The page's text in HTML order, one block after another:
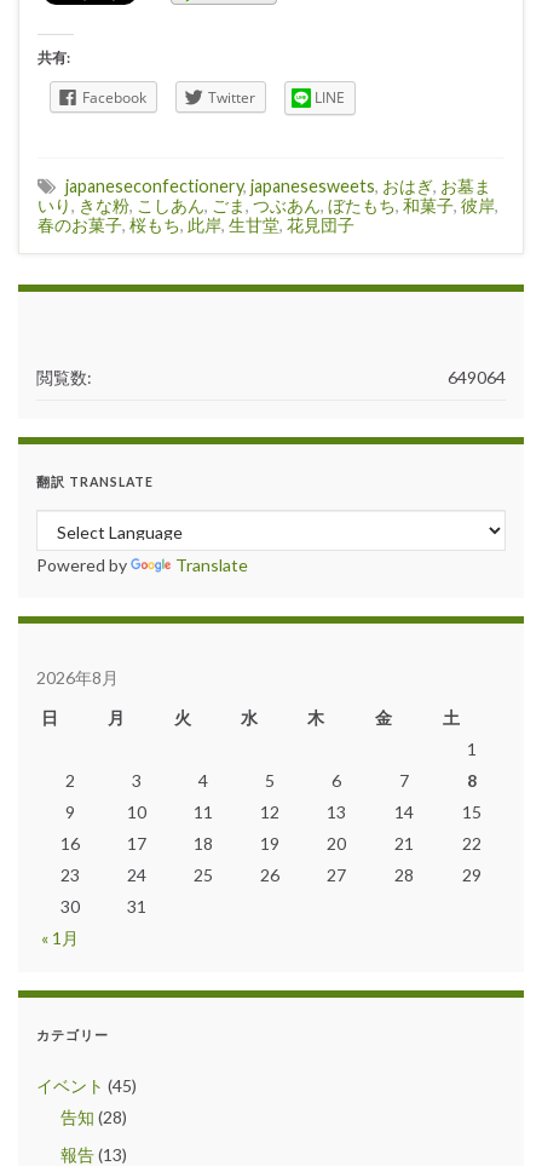
共有:
Facebook Twitter LINE
japaneseconfectionery, japanesesweets, おはぎ, お墓ま
いり, きな粉, こしあん, ごま, つぶあん, ぼたもち, 和菓子, 彼岸,
春のお菓子, 桜もち, 此岸, 生甘堂, 花見団子
649064
閲覧数:
翻訳 TRANSLATE
Powered by Translate
2026年8月
日
月 火 水 木 金 土
« 1月
1
2
3 4 5 6 7
8
9
10 11 12 13 14
15
16
17 18 19 20 21
22
23
24 25 26 27 28
29
30
31
カテゴリー
イベント (45)
告知 (28)
報告(13)